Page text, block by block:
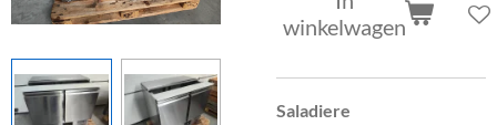
winkelwagen
Saladiere